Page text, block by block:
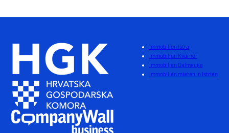
Immobilien Istra
Immobilien Kvarner
Immobilien Dalmacija
Immobilien mieten in Istrien